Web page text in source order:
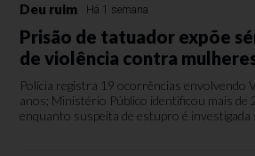
Deu ruim Há 1 semana
Prisão de tatuador expõe
de violência contra
Polícia registra 19 ocorrências envolvendo
anos; Ministério Público identificou mais de
enquanto suspeita de estupro é investigada